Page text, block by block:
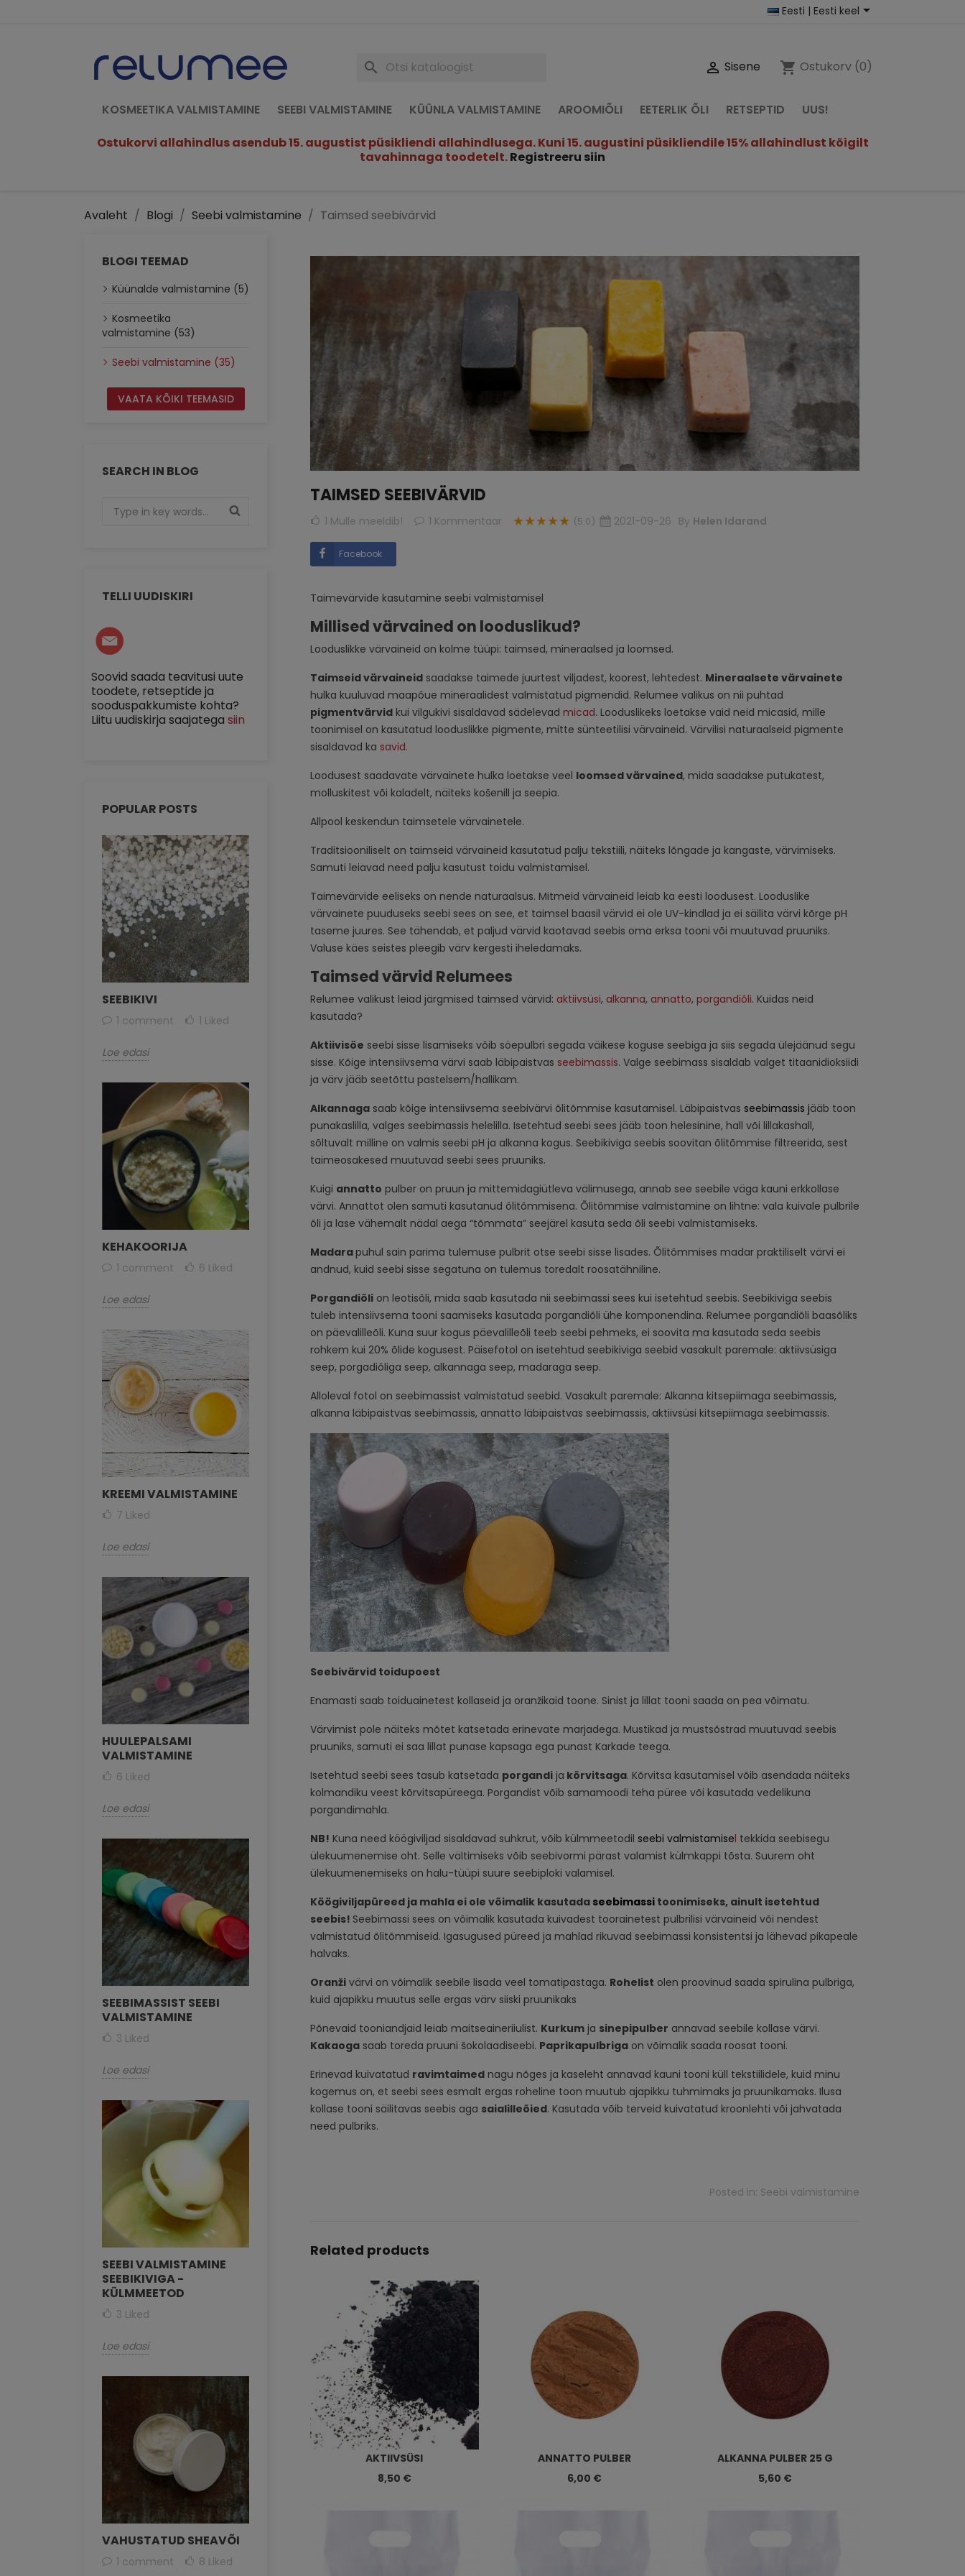
Eesti | Eesti keel
search  Sisene shopping_cart Ostukorv (0)
KOSMEETIKA VALMISTAMINE SEEBI VALMISTAMINE KÜÜNLA VALMISTAMINE AROOMIÕLI EETERLIK ÕLI RETSEPTID
UUS!
Ostukorvi allahindlus asendub 15. augustist püsikliendi allahindlusega. Kuni 15. augustini püsikliendile 15% allahindlust kõigilt
tavahinnaga toodetelt.Registreeru siin
Avaleht Blogi Seebi valmistamine Taimsed seebivärvid
BLOGI TEEMAD
Küünalde valmistamine (5)
Kosmeetika
valmistamine (53)
Seebi valmistamine (35)
VAATA KÕIKI TEEMASID
SEARCH IN BLOG
TELLI UUDISKIRI
Soovid saada teavitusi uute
toodete, retseptide ja
sooduspakkumiste kohta?
Liitu uudiskirja saajatega siin
POPULAR POSTS
SEEBIKIVI
1 comment 1 Liked
Loe edasi
KEHAKOORIJA
1 comment 6 Liked
Loe edasi
KREEMI VALMISTAMINE
7 Liked
Loe edasi
HUULEPALSAMI
VALMISTAMINE
6 Liked
Loe edasi
SEEBIMASSIST SEEBI
VALMISTAMINE
3 Liked
Loe edasi
SEEBI VALMISTAMINE
SEEBIKIVIGA -
KÜLMMEETOD
3 Liked
Loe edasi
VAHUSTATUD SHEAVÕI
1 comment 8 Liked
TAIMSED SEEBIVÄRVID
1 Mulle meeldib! 1 Kommentaar ★★★★★ (5.0) 2021-09-26 By Helen Idarand
Facebook
Taimevärvide kasutamine seebi valmistamisel
Millised värvained on looduslikud?
Looduslikke värvaineid on kolme tüüpi: taimsed, mineraalsed ja loomsed.
Taimseid värvaineid saadakse taimede juurtest viljadest, koorest, lehtedest. Mineraalsete värvainete
hulka kuuluvad maapõue mineraalidest valmistatud pigmendid. Relumee valikus on nii puhtad
pigmentvärvid kui vilgukivi sisaldavad sädelevad micad. Looduslikeks loetakse vaid neid micasid, mille
toonimisel on kasutatud looduslikke pigmente, mitte sünteetilisi värvaineid. Värvilisi naturaalseid pigmente
sisaldavad ka savid.
Loodusest saadavate värvainete hulka loetakse veel loomsed värvained, mida saadakse putukatest,
molluskitest või kaladelt, näiteks košenill ja seepia.
Allpool keskendun taimsetele värvainetele.
Traditsiooniliselt on taimseid värvaineid kasutatud palju tekstiili, näiteks lõngade ja kangaste, värvimiseks.
Samuti leiavad need palju kasutust toidu valmistamisel.
Taimevärvide eeliseks on nende naturaalsus. Mitmeid värvaineid leiab ka eesti loodusest. Looduslike
värvainete puuduseks seebi sees on see, et taimsel baasil värvid ei ole UV-kindlad ja ei säilita värvi kõrge pH
taseme juures. See tähendab, et paljud värvid kaotavad seebis oma erksa tooni või muutuvad pruuniks.
Valuse käes seistes pleegib värv kergesti iheledamaks.
Taimsed värvid Relumees
Relumee valikust leiad järgmised taimsed värvid: aktiivsüsi, alkanna, annatto, porgandiõli. Kuidas neid
kasutada?
Aktiivisöe seebi sisse lisamiseks võib söepulbri segada väikese koguse seebiga ja siis segada ülejäänud segu
sisse. Kõige intensiivsema värvi saab läbipaistvas seebimassis. Valge seebimass sisaldab valget titaanidioksiidi
ja värv jääb seetõttu pastelsem/hallikam.
Alkannaga saab kõige intensiivsema seebivärvi õlitõmmise kasutamisel. Läbipaistvas seebimassis jääb toon
punakaslilla, valges seebimassis helelilla. Isetehtud seebi sees jääb toon helesinine, hall või lillakashall,
sõltuvalt milline on valmis seebi pH ja alkanna kogus. Seebikiviga seebis soovitan õlitõmmise filtreerida, sest
taimeosakesed muutuvad seebi sees pruuniks.
Kuigi annatto pulber on pruun ja mittemidagiütleva välimusega, annab see seebile väga kauni erkkollase
värvi. Annattot olen samuti kasutanud õlitõmmisena. Õlitõmmise valmistamine on lihtne: vala kuivale pulbrile
õli ja lase vähemalt nädal aega “tõmmata” seejärel kasuta seda õli seebi valmistamiseks.
Madara puhul sain parima tulemuse pulbrit otse seebi sisse lisades. Õlitõmmises madar praktiliselt värvi ei
andnud, kuid seebi sisse segatuna on tulemus toredalt roosatähniline.
Porgandiõli on leotisõli, mida saab kasutada nii seebimassi sees kui isetehtud seebis. Seebikiviga seebis
tuleb intensiivsema tooni saamiseks kasutada porgandiõli ühe komponendina. Relumee porgandiõli baasõliks
on päevalilleõli. Kuna suur kogus päevalilleõli teeb seebi pehmeks, ei soovita ma kasutada seda seebis
rohkem kui 20% õlide kogusest. Päisefotol on isetehtud seebikiviga seebid vasakult paremale: aktiivsüsiga
seep, porgadiõliga seep, alkannaga seep, madaraga seep.
Alloleval fotol on seebimassist valmistatud seebid. Vasakult paremale: Alkanna kitsepiimaga seebimassis,
alkanna läbipaistvas seebimassis, annatto läbipaistvas seebimassis, aktiivsüsi kitsepiimaga seebimassis.
Seebivärvid toidupoest
Enamasti saab toiduainetest kollaseid ja oranžikaid toone. Sinist ja lillat tooni saada on pea võimatu.
Värvimist pole näiteks mõtet katsetada erinevate marjadega. Mustikad ja mustsõstrad muutuvad seebis
pruuniks, samuti ei saa lillat punase kapsaga ega punast Karkade teega.
Isetehtud seebi sees tasub katsetada porgandi ja kõrvitsaga. Kõrvitsa kasutamisel võib asendada näiteks
kolmandiku veest kõrvitsapüreega. Porgandist võib samamoodi teha püree või kasutada vedelikuna
porgandimahla.
NB! Kuna need köögiviljad sisaldavad suhkrut, võib külmmeetodil seebi valmistamisel tekkida seebisegu
ülekuumenemise oht. Selle vältimiseks võib seebivormi pärast valamist külmkappi tõsta. Suurem oht
ülekuumenemiseks on halu-tüüpi suure seebiploki valamisel.
Köögiviljapüreed ja mahla ei ole võimalik kasutada seebimassi toonimiseks, ainult isetehtud
seebis! Seebimassi sees on võimalik kasutada kuivadest toorainetest pulbrilisi värvaineid või nendest
valmistatud õlitõmmiseid. Igasugused püreed ja mahlad rikuvad seebimassi konsistentsi ja lähevad pikapeale
halvaks.
Oranži värvi on võimalik seebile lisada veel tomatipastaga. Rohelist olen proovinud saada spirulina pulbriga,
kuid ajapikku muutus selle ergas värv siiski pruunikaks
Põnevaid tooniandjaid leiab maitseaineriiulist. Kurkum ja sinepipulber annavad seebile kollase värvi.
Kakaoga saab toreda pruuni šokolaadiseebi. Paprikapulbriga on võimalik saada roosat tooni.
Erinevad kuivatatud ravimtaimed nagu nõges ja kaseleht annavad kauni tooni küll tekstiilidele, kuid minu
kogemus on, et seebi sees esmalt ergas roheline toon muutub ajapikku tuhmimaks ja pruunikamaks. Ilusa
kollase tooni säilitavas seebis aga saialilleõied. Kasutada võib terveid kuivatatud kroonlehti või jahvatada
need pulbriks.
Posted in: Seebi valmistamine
Related products
AKTIIVSÜSI
8,50 €
ANNATTO PULBER
6,00 €
ALKANNA PULBER 25 G
5,60 €